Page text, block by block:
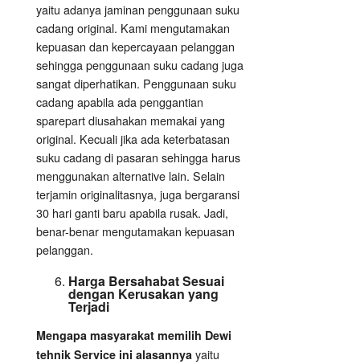
yaitu adanya jaminan penggunaan suku
cadang original. Kami mengutamakan
kepuasan dan kepercayaan pelanggan
sehingga penggunaan suku cadang juga
sangat diperhatikan. Penggunaan suku
cadang apabila ada penggantian
sparepart diusahakan memakai yang
original. Kecuali jika ada keterbatasan
suku cadang di pasaran sehingga harus
menggunakan alternative lain. Selain
terjamin originalitasnya, juga bergaransi
30 hari ganti baru apabila rusak. Jadi,
benar-benar mengutamakan kepuasan
pelanggan.
Harga Bersahabat Sesuai
dengan Kerusakan yang
Terjadi
Mengapa masyarakat memilih Dewi
tehnik Service ini alasannya yaitu